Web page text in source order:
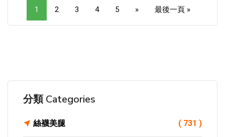
1 2 3 4 5 » 最後一頁 »
分類 Categories
絲襪美腿 ( 731 )